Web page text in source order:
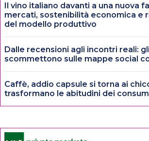
Il vino italiano davanti a una nuova
mercati, sostenibilità economica e
del modello produttivo
Dalle recensioni agli incontri reali:
scommettono sulle mappe social
Caffè, addio capsule si torna ai
trasformano le abitudini dei